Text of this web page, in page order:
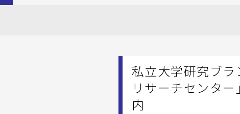
私立大学研究ブラ
リサーチセンタ
内